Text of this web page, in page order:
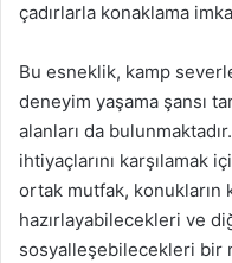
çadırlarla konaklama
Bu esneklik, kamp
deneyim yaşama şansı
alanları da
ihtiyaçlarını karşılamak
ortak mutfak, konukların
hazırlayabilecekleri ve
sosyalleşebilecekleri bir